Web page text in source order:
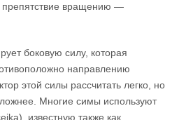
препятствие вращению —
боковую силу, которая
направлению
этой силы рассчитать легко, но
Многие симы используют
известную также как